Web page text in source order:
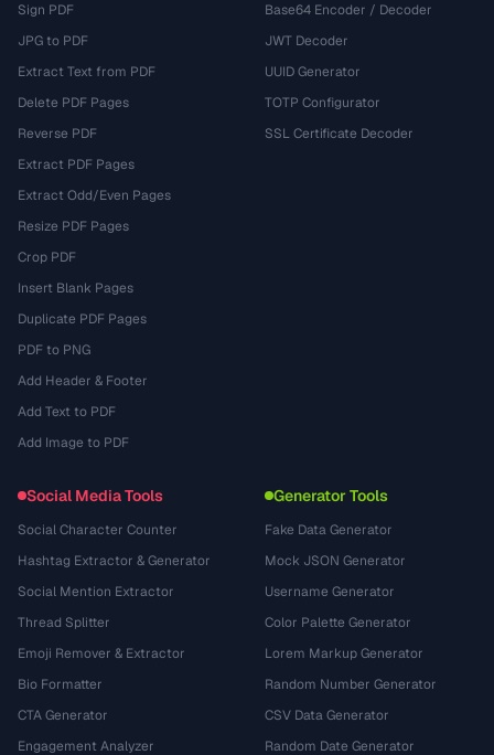
Sign PDF
JPG to PDF
Extract Text from PDF
Delete PDF Pages
Reverse PDF
Extract PDF Pages
Extract Odd/Even Pages
Resize PDF Pages
Crop PDF
Insert Blank Pages
Duplicate PDF Pages
PDF to PNG
Add Header & Footer
Add Text to PDF
Add Image to PDF
Base64 Encoder / Decoder
JWT Decoder
UUID Generator
TOTP Configurator
SSL Certificate Decoder
Social Media Tools
Social Character Counter
Hashtag Extractor & Generator
Social Mention Extractor
Thread Splitter
Emoji Remover & Extractor
Bio Formatter
CTA Generator
Engagement Analyzer
Generator Tools
Fake Data Generator
Mock JSON Generator
Username Generator
Color Palette Generator
Lorem Markup Generator
Random Number Generator
CSV Data Generator
Random Date Generator